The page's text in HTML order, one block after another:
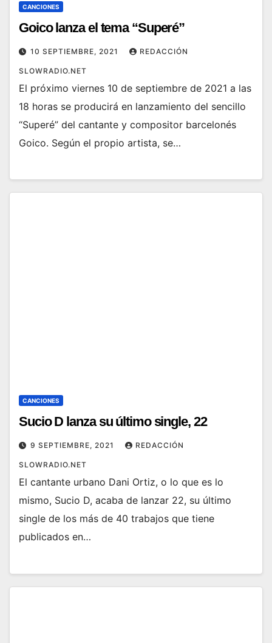
CANCIONES
Goico lanza el tema “Superé”
10 SEPTIEMBRE, 2021 REDACCIÓN
SLOWRADIO.NET
El próximo viernes 10 de septiembre de 2021 a las
18 horas se producirá en lanzamiento del sencillo
“Superé” del cantante y compositor barcelonés
Goico. Según el propio artista, se…
CANCIONES
Sucio D lanza su último single, 22
9 SEPTIEMBRE, 2021 REDACCIÓN
SLOWRADIO.NET
El cantante urbano Dani Ortiz, o lo que es lo
mismo, Sucio D, acaba de lanzar 22, su último
single de los más de 40 trabajos que tiene
publicados en…